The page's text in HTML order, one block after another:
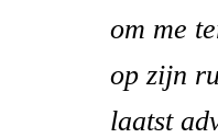
om me
op zijn
laatst